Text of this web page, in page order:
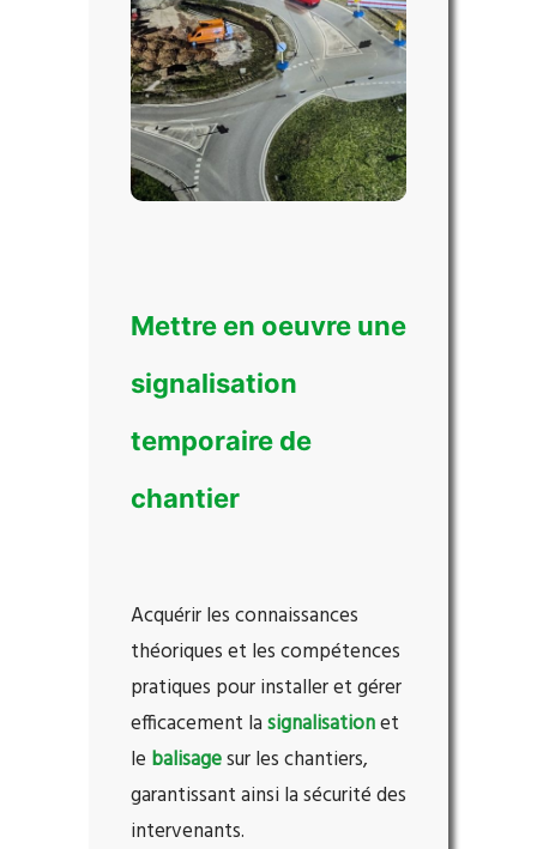
Mettre en oeuvre une
signalisation
temporaire de
chantier
Acquérir les connaissances
théoriques et les compétences
pratiques pour installer et gérer
efficacement lasignalisationet
le balisagesurles chantiers,
garantissant ainsi la sécurité des
intervenants.